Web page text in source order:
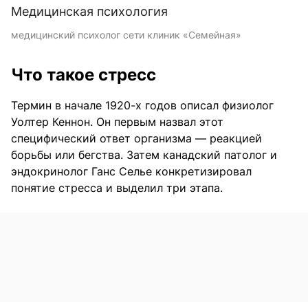
Медицинская психология
медицинский психолог сети клиник «Семейная»
Что такое стресс
Термин в начале 1920-х годов описал физиолог
Уолтер Кеннон. Он первым назвал этот
специфический ответ организма — реакцией
борьбы или бегства. Затем канадский патолог и
эндокринолог Ганс Селье конкретизировал
понятие стресса и выделил три этапа.